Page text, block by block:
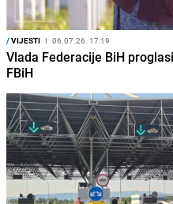
/VIJESTI I 06.07.26. 17:19
Vlada Federacije BiH
FBiH